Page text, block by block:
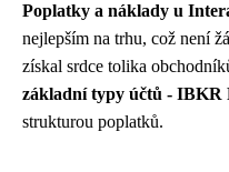
Poplatky a náklady u
nejlepším na trhu, což není
získal srdce tolika
základní typy účtů -
strukturou poplatků.